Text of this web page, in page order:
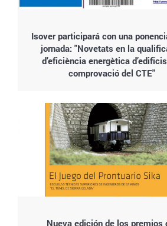
Isover participará con una
jornada: "Novetats en la
d’eficiència energètica
comprovació del CTE"
Nueva edición de los premios